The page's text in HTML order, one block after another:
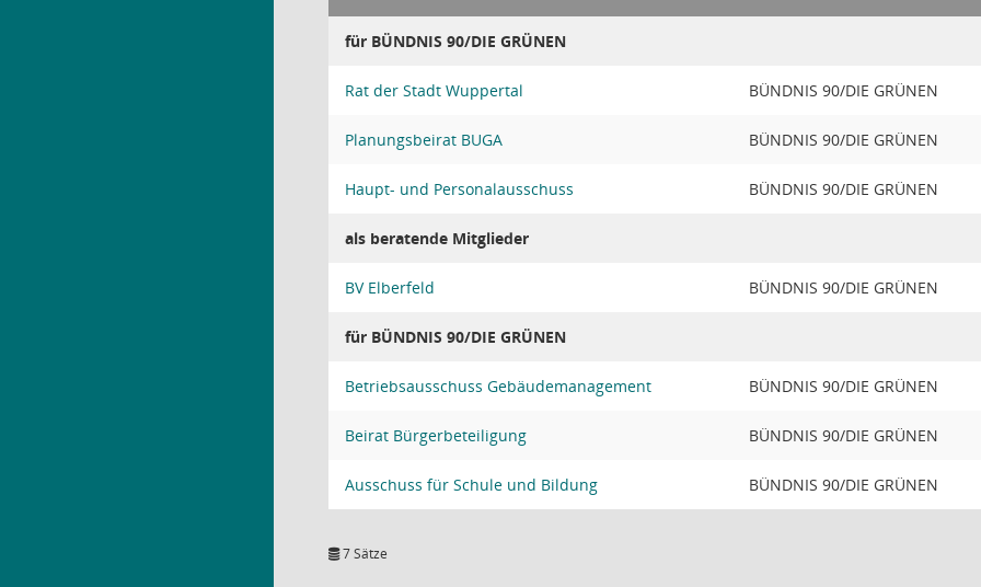
für BÜNDNIS 90/DIE GRÜNEN
Rat der Stadt Wuppertal BÜNDNIS 90/DIE GRÜNEN
Planungsbeirat BUGA BÜNDNIS 90/DIE GRÜNEN
Haupt- und Personalausschuss BÜNDNIS 90/DIE GRÜNEN
als beratende Mitglieder
BV Elberfeld BÜNDNIS 90/DIE GRÜNEN
für BÜNDNIS 90/DIE GRÜNEN
Betriebsausschuss Gebäudemanagement BÜNDNIS 90/DIE GRÜNEN
Beirat Bürgerbeteiligung BÜNDNIS 90/DIE GRÜNEN
Ausschuss für Schule und Bildung BÜNDNIS 90/DIE GRÜNEN
7 Sätze